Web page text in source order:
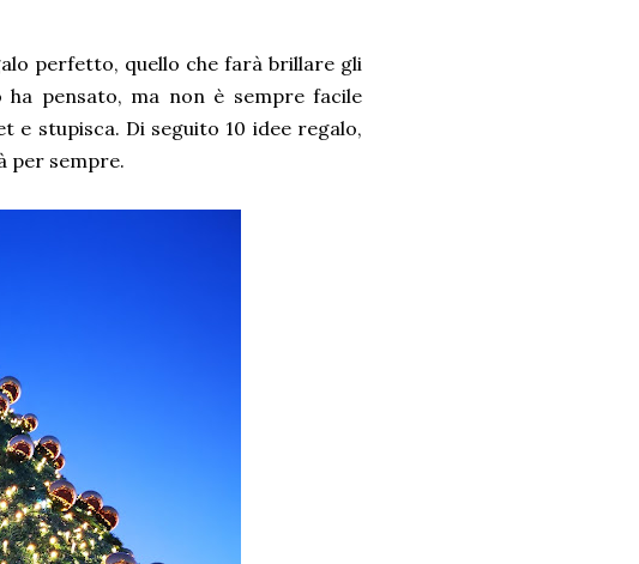
perfetto, quello che farà brillare gli
pensato, ma non è sempre facile
e stupisca. Di seguito 10 idee regalo,
per sempre.